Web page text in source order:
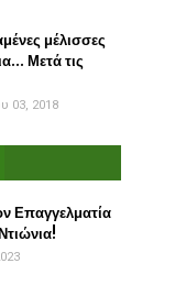
μέλισσες
Μετά τις
03, 2018
Επαγγελματία